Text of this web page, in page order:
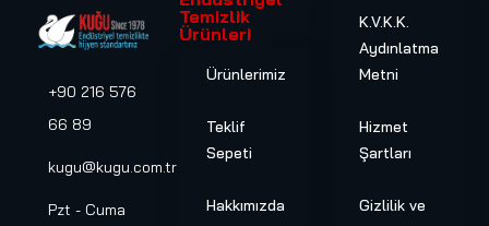
+90 216 576
66 89
kugu@kugu.com.tr
Pzt - Cuma
Temizlik
Ürünleri
Ürünlerimiz
Teklif
Sepeti
Hakkımızda
K.V.K.K.
Aydınlatma
Metni
Hizmet
Şartları
Gizlilik ve